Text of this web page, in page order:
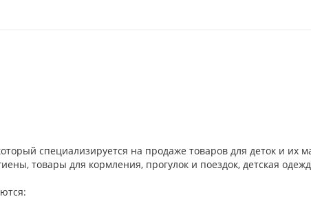
специализируется на продаже товаров для деток и их
товары для кормления, прогулок и поездок, детская